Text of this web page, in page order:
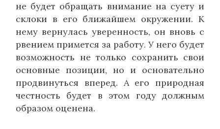
не будет обращать внимание на суету и
склоки в его ближайшем окружении. К
нему вернулась уверенность, он вновь с
рвением примется за работу. У него будет
возможность не только сохранить свои
основные позиции, но и основательно
продвинуться вперед. А его природная
честность будет в этом году должным
образом оценена.